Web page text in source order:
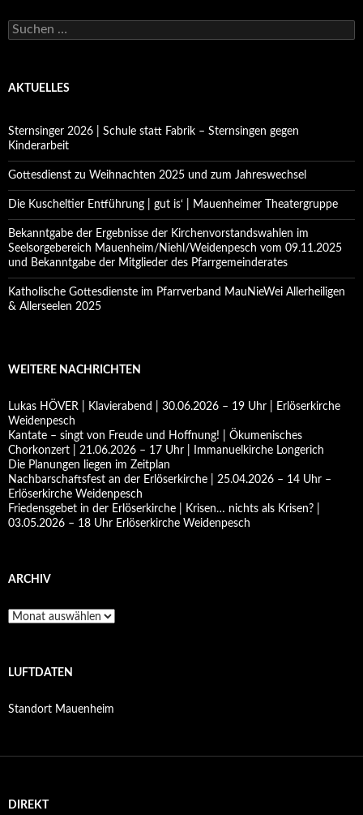
Suchen
nach:
AKTUELLES
Sternsinger 2026 | Schule statt Fabrik – Sternsingen gegen
Kinderarbeit
Gottesdienst zu Weihnachten 2025 und zum Jahreswechsel
Die Kuscheltier Entführung | gut is‘ | Mauenheimer Theatergruppe
Bekanntgabe der Ergebnisse der Kirchenvorstandswahlen im
Seelsorgebereich Mauenheim/Niehl/Weidenpesch vom 09.11.2025
und Bekanntgabe der Mitglieder des Pfarrgemeinderates
Katholische Gottesdienste im Pfarrverband MauNieWei Allerheiligen
& Allerseelen 2025
WEITERE NACHRICHTEN
Lukas HÖVER | Klavierabend | 30.06.2026 – 19 Uhr | Erlöserkirche
Weidenpesch
Kantate – singt von Freude und Hoffnung! | Ökumenisches
Chorkonzert | 21.06.2026 – 17 Uhr | Immanuelkirche Longerich
Die Planungen liegen im Zeitplan
Nachbarschaftsfest an der Erlöserkirche | 25.04.2026 – 14 Uhr –
Erlöserkirche Weidenpesch
Friedensgebet in der Erlöserkirche | Krisen… nichts als Krisen? |
03.05.2026 – 18 Uhr Erlöserkirche Weidenpesch
ARCHIV
Archiv
LUFTDATEN
Standort Mauenheim
DIREKT